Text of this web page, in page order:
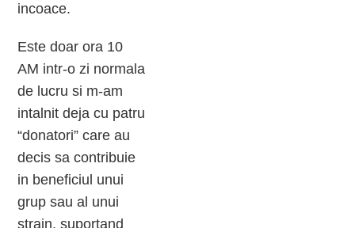
incoace.
Este doar ora 10
AM intr-o zi normala
de lucru si m-am
intalnit deja cu patru
“donatori” care au
decis sa contribuie
in beneficiul unui
grup sau al unui
strain, suportand